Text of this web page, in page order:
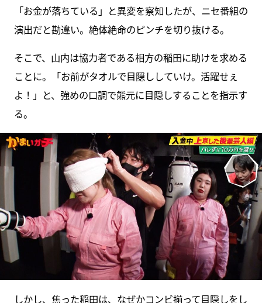
「お金が落ちている」と異変を察知したが、ニセ番組の
演出だと勘違い。絶体絶命のピンチを切り抜ける。
そこで、山内は協力者である相方の稲田に助けを求める
ことに。「お前がタオルで目隠ししていけ。活躍せぇ
よ！」と、強めの口調で熊元に目隠しすることを指示す
る。
しかし、焦った稲田は、なぜかコンビ揃って目隠しをし